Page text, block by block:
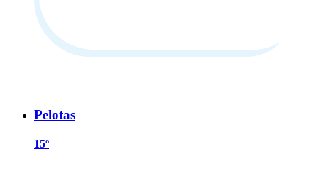
Pelotas
15º